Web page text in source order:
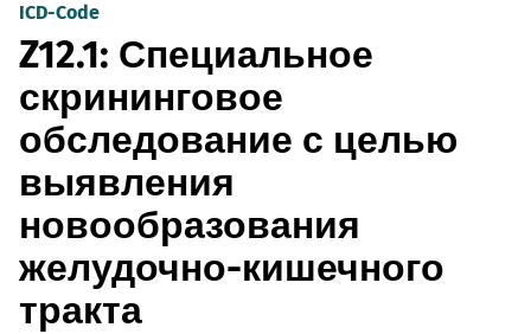
ICD-Code
Z12.1: Специальное
скрининговое
обследование с целью
выявления
новообразования
желудочно-кишечного
тракта